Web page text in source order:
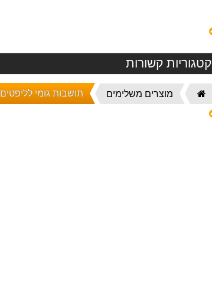
קטגוריות קשורות
דף
הבית
מוצרים משלימים תושבות גומי לליפטים